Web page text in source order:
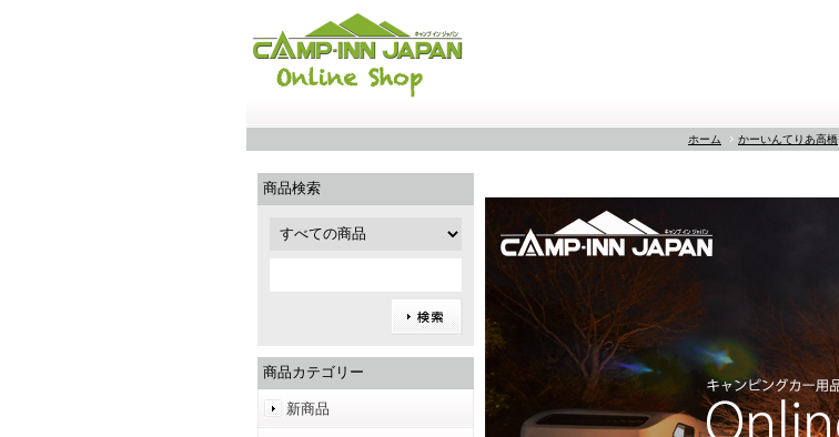
ホーム かーいんてりあ高橋
商品検索
商品カテゴリー
新商品